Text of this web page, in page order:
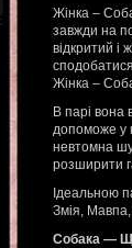
Жінка –
завжди на
відкритий і
Жінка –
В парі вона
допоможе у
невтомна
розширити
Ідеальною
Змія,
Собака —